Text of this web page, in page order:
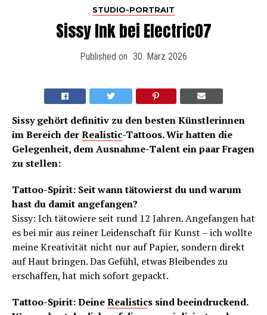
STUDIO-PORTRAIT
Sissy Ink bei Electric07
Published on 30. März 2026
Sissy gehört definitiv zu den besten Künstlerinnen
im Bereich derRealistic-Tattoos. Wir hatten die
Gelegenheit, dem Ausnahme-Talent ein paar Fragen
zu stellen:
Tattoo-Spirit: Seit wann tätowierst du und warum
hast du damit angefangen?
Sissy: Ich tätowiere seit rund 12 Jahren. Angefangen hat
es bei mir aus reiner Leidenschaft für Kunst – ich wollte
meine Kreativität nicht nur auf Papier, sondern direkt
auf Haut bringen. Das Gefühl, etwas Bleibendes zu
erschaffen, hat mich sofort gepackt.
Tattoo-Spirit: DeineRealistics sind beeindruckend.